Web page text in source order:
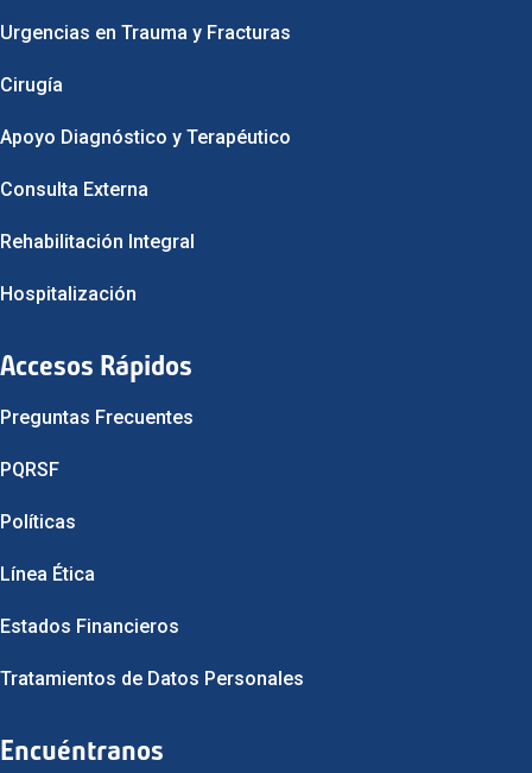
Urgencias en Trauma y Fracturas
Cirugía
Apoyo Diagnóstico y Terapéutico
Consulta Externa
Rehabilitación Integral
Hospitalización
Accesos Rápidos
Preguntas Frecuentes
PQRSF
Políticas
Línea Ética
Estados Financieros
Tratamientos de Datos Personales
Encuéntranos